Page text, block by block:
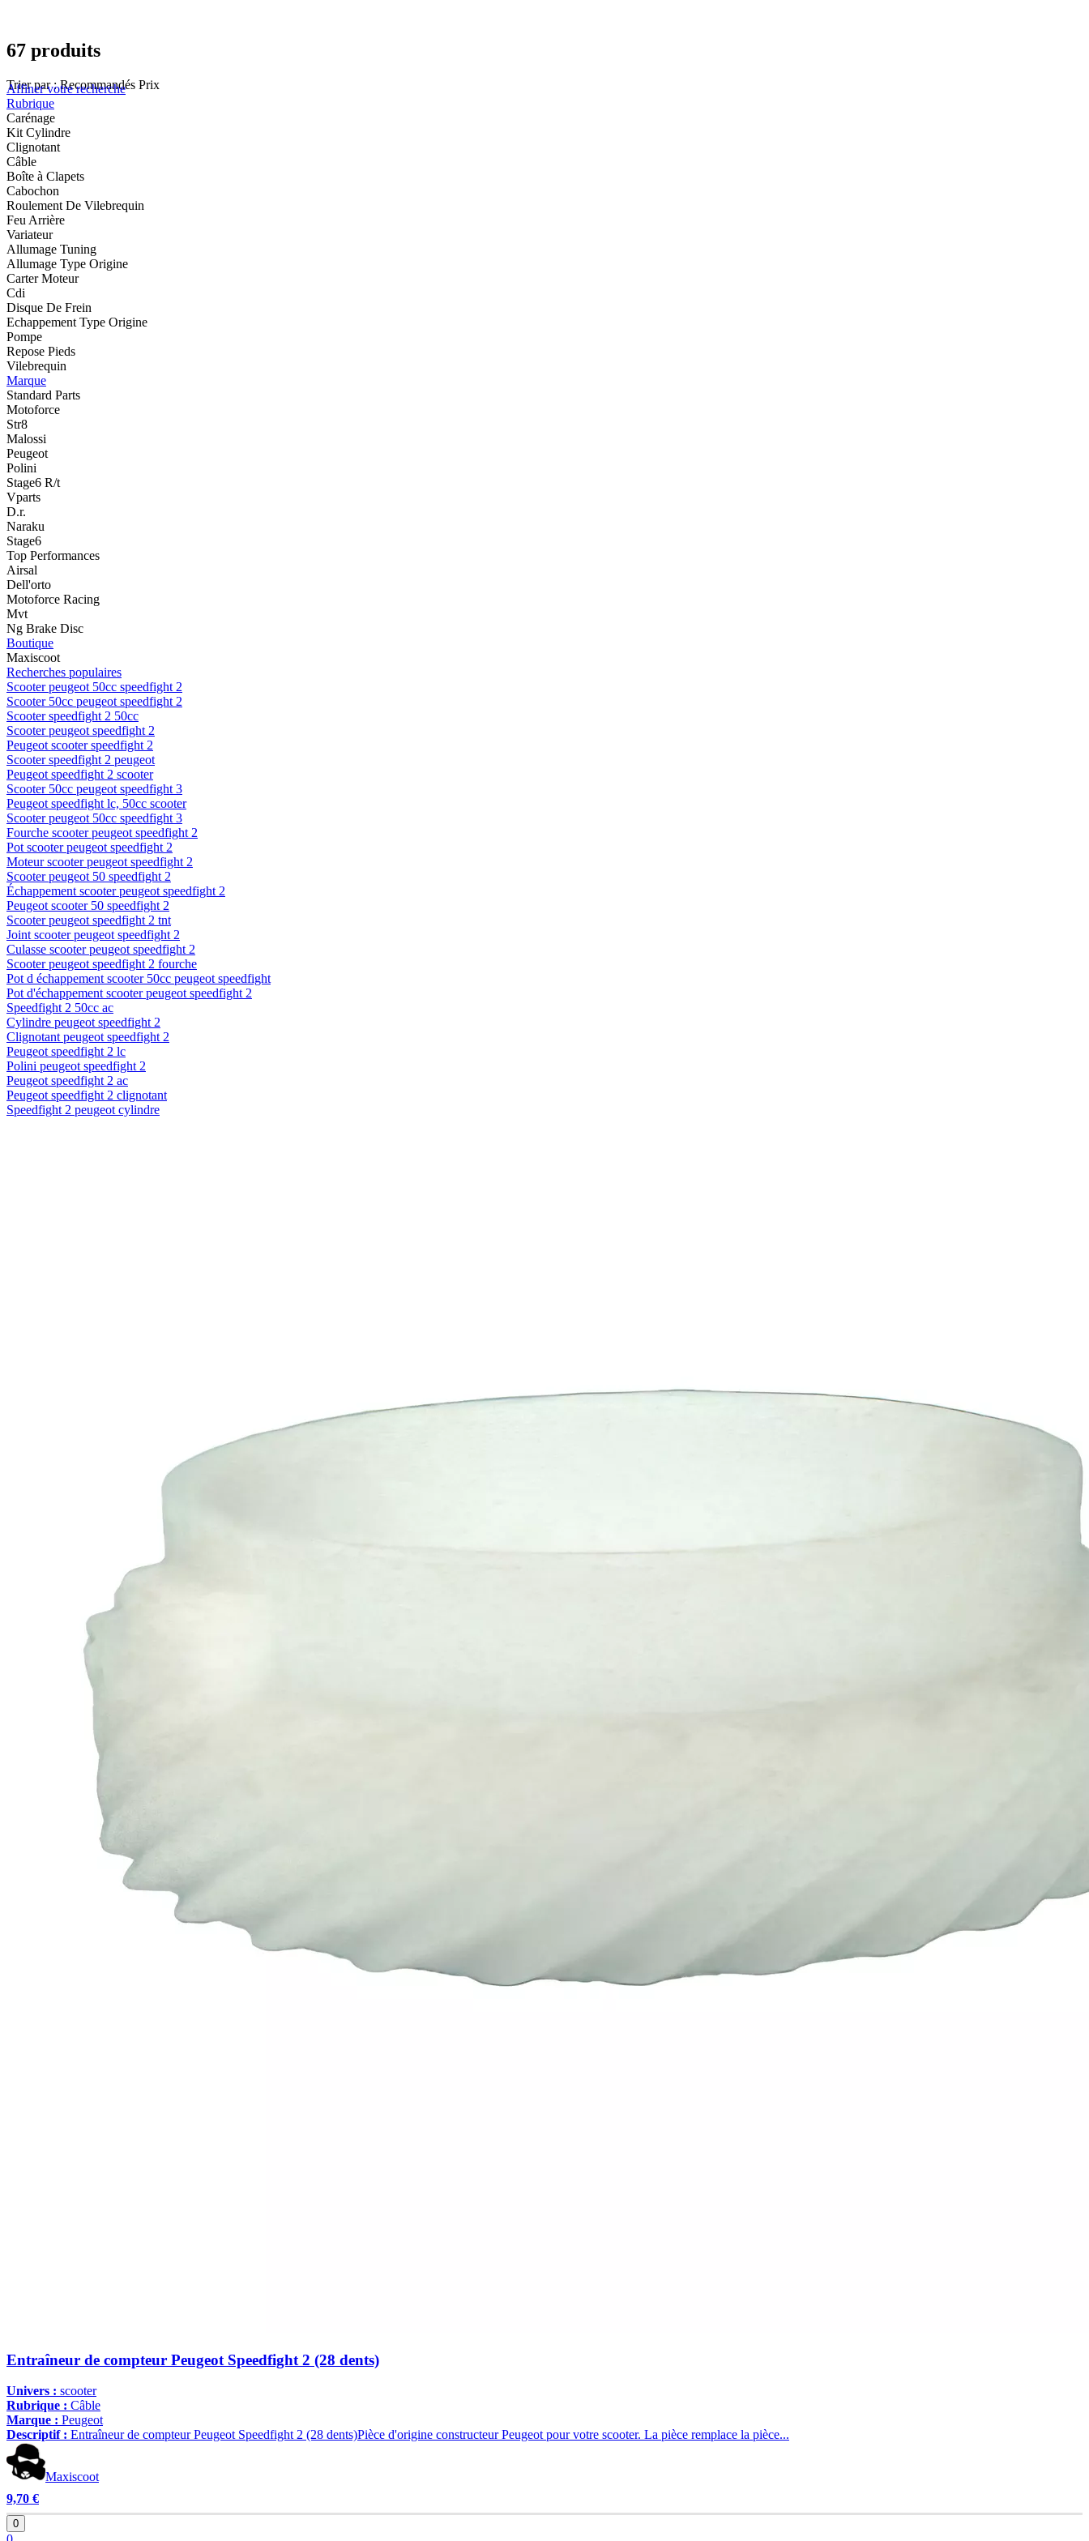
67 produits
Trier par : Recommandés Prix
Affiner votre recherche
Rubrique
Carénage
Kit Cylindre
Clignotant
Câble
Boîte à Clapets
Cabochon
Roulement De Vilebrequin
Feu Arrière
Variateur
Allumage Tuning
Allumage Type Origine
Carter Moteur
Cdi
Disque De Frein
Echappement Type Origine
Pompe
Repose Pieds
Vilebrequin
Marque
Standard Parts
Motoforce
Str8
Malossi
Peugeot
Polini
Stage6 R/t
Vparts
D.r.
Naraku
Stage6
Top Performances
Airsal
Dell'orto
Motoforce Racing
Mvt
Ng Brake Disc
Boutique
Maxiscoot
Recherches populaires
Scooter peugeot 50cc speedfight 2
Scooter 50cc peugeot speedfight 2
Scooter speedfight 2 50cc
Scooter peugeot speedfight 2
Peugeot scooter speedfight 2
Scooter speedfight 2 peugeot
Peugeot speedfight 2 scooter
Scooter 50cc peugeot speedfight 3
Peugeot speedfight lc, 50cc scooter
Scooter peugeot 50cc speedfight 3
Fourche scooter peugeot speedfight 2
Pot scooter peugeot speedfight 2
Moteur scooter peugeot speedfight 2
Scooter peugeot 50 speedfight 2
Échappement scooter peugeot speedfight 2
Peugeot scooter 50 speedfight 2
Scooter peugeot speedfight 2 tnt
Joint scooter peugeot speedfight 2
Culasse scooter peugeot speedfight 2
Scooter peugeot speedfight 2 fourche
Pot d échappement scooter 50cc peugeot speedfight
Pot d'échappement scooter peugeot speedfight 2
Speedfight 2 50cc ac
Cylindre peugeot speedfight 2
Clignotant peugeot speedfight 2
Peugeot speedfight 2 lc
Polini peugeot speedfight 2
Peugeot speedfight 2 ac
Peugeot speedfight 2 clignotant
Speedfight 2 peugeot cylindre
Entraîneur de compteur Peugeot Speedfight 2 (28 dents)
Univers : scooter
Rubrique : Câble
Marque : Peugeot
Descriptif : Entraîneur de compteur Peugeot Speedfight 2 (28 dents)Pièce d'origine constructeur Peugeot pour votre scooter. La pièce remplace la pièce...
Maxiscoot
9,70 €
0